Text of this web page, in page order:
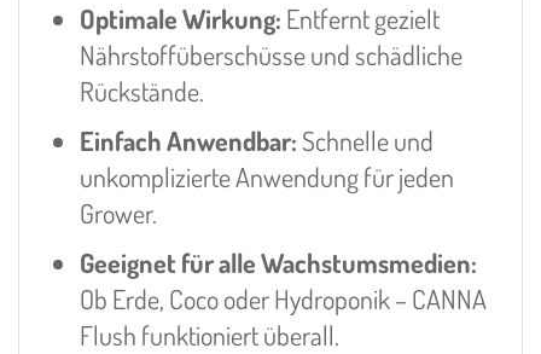
Optimale Wirkung: Entfernt gezielt
Nährstoffüberschüsse und schädliche
Rückstände.
Einfach Anwendbar: Schnelle und
unkomplizierte Anwendung für jeden
Grower.
Geeignet für alle Wachstumsmedien:
Ob Erde, Coco oder Hydroponik – CANNA
Flush funktioniert überall.